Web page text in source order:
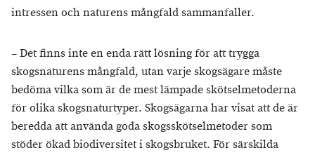
intressen och naturens mångfald sammanfaller.
– Det finns inte en enda rätt lösning för att trygga
skogsnaturens mångfald, utan varje skogsägare måste
bedöma vilka som är de mest lämpade skötselmetoderna
för olika skogsnaturtyper. Skogsägarna har visat att de är
beredda att använda goda skogsskötselmetoder som
stöder ökad biodiversitet i skogsbruket. För särskilda